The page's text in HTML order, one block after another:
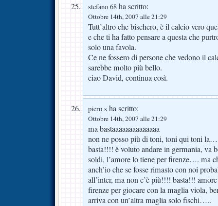
stefano 68 ha scritto:
Ottobre 14th, 2007 alle 21:29
Tutt’altro che bischero, è il calcio vero
e che ti ha fatto pensare a questa che
solo una favola.
Ce ne fossero di persone che vedono il
sarebbe molto più bello.
ciao David, continua così.
piero s ha scritto:
Ottobre 14th, 2007 alle 21:29
ma bastaaaaaaaaaaaaaa
non ne posso più di toni, toni qui toni
basta!!!! è voluto andare in germania, va
soldi, l’amore lo tiene per firenze…. ma
anch’io che se fosse rimasto con noi
all’inter, ma non c’è più!!!! basta!!!
firenze per giocare con la maglia viola,
arriva con un’altra maglia solo fischi…..